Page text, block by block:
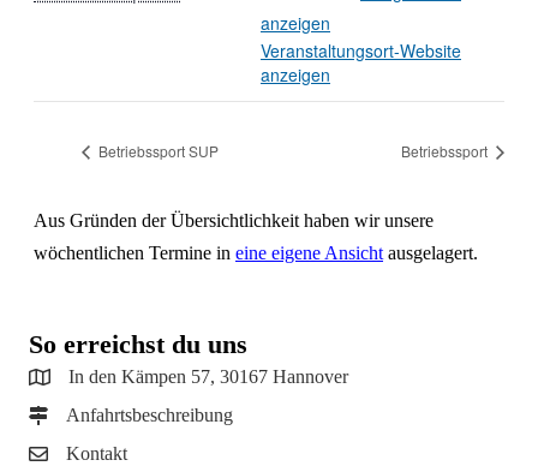
anzeigen
Veranstaltungsort-Website
anzeigen
Betriebssport SUP Betriebssport
Aus Gründen der Übersichtlichkeit haben wir unsere
wöchentlichen Termine in eine eigene Ansicht ausgelagert.
So erreichst du uns
In den Kämpen 57, 30167 Hannover
Anfahrtsbeschreibung
Kontakt